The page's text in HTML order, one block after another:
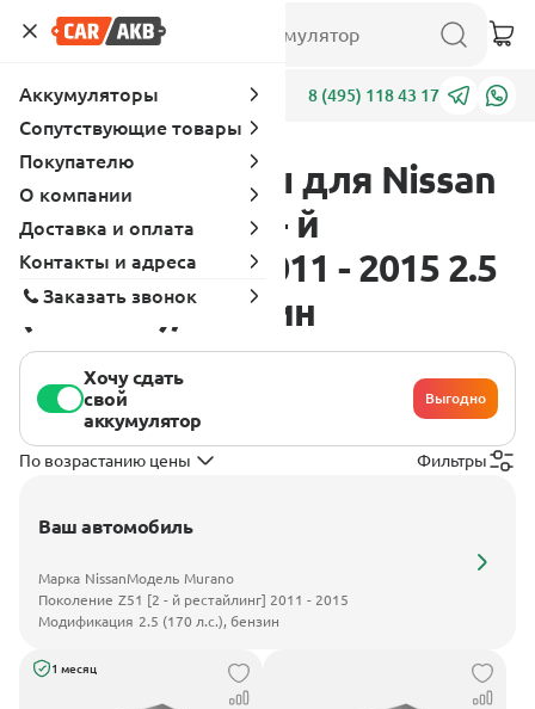
Адреса 8 (495) 118 43 17
Аккумуляторы для Nissan
Murano Z51 [2 - й
рестайлинг] 2011 - 2015 2.5
(170 л.с.), бензин
Хочу сдать
свой
аккумулятор
Выгодно
По возрастанию цены Фильтры
Ваш автомобиль
Марка NissanМодель Murano
Поколение Z51 [2 - й рестайлинг] 2011 - 2015
Модификация 2.5 (170 л.с.), бензин
1 месяц
Аккумуляторы
Сопутствующие товары
Покупателю
О компании
Доставка и оплата
Контакты и адреса
Заказать звонок